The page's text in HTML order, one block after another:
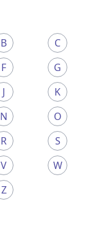
B C
F G
J K
N O
R S
V W
Z